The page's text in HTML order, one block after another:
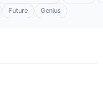
Future Genius